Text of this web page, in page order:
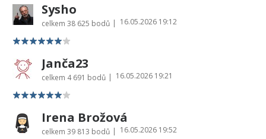
Sysho
celkem 38 625 bodů | 16.05.2026 19:12
Janča23
celkem 4 691 bodů | 16.05.2026 19:21
Irena Brožová
celkem 39 813 bodů | 16.05.2026 19:52